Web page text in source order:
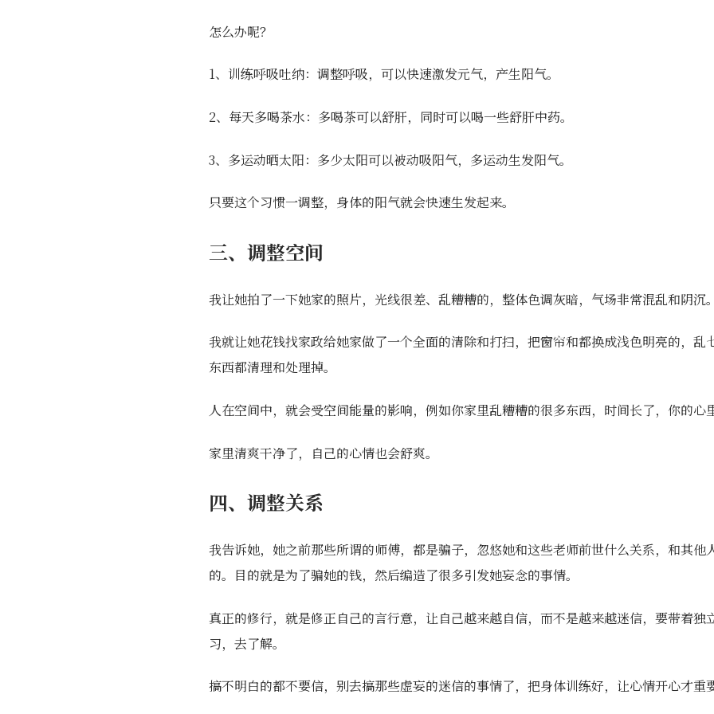
怎么办呢？
1、训练呼吸吐纳：调整呼吸，可以快速激发元气，产生阳气。
2、每天多喝茶水：多喝茶可以舒肝，同时可以喝一些舒肝中药。
3、多运动晒太阳：多少太阳可以被动吸阳气，多运动生发阳气。
只要这个习惯一调整，身体的阳气就会快速生发起来。
三、调整空间
我让她拍了一下她家的照片，光线很差、乱糟糟的，整体色调灰暗，气场非常混乱和阴沉。
我就让她花钱找家政给她家做了一个全面的清除和打扫，把窗帘和都换成浅色明亮的，乱
东西都清理和处理掉。
人在空间中，就会受空间能量的影响，例如你家里乱糟糟的很多东西，时间长了，你的心
家里清爽干净了，自己的心情也会舒爽。
四、调整关系
我告诉她，她之前那些所谓的师傅，都是骗子，忽悠她和这些老师前世什么关系，和其他
的。目的就是为了骗她的钱，然后编造了很多引发她妄念的事情。
真正的修行，就是修正自己的言行意，让自己越来越自信，而不是越来越迷信，要带着独
习，去了解。
搞不明白的都不要信，别去搞那些虚妄的迷信的事情了，把身体训练好，让心情开心才重要